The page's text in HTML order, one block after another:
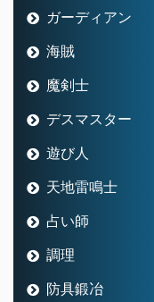
ガーディアン
海賊
魔剣士
デスマスター
遊び人
天地雷鳴士
占い師
調理
防具鍛冶